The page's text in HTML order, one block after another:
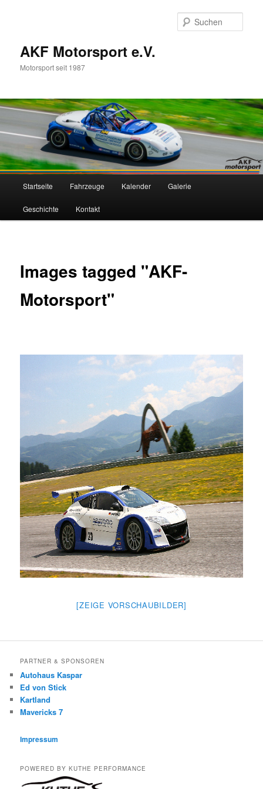
AKF Motorsport e.V.
Motorsport seit 1987
Startseite Fahrzeuge Kalender Galerie
Geschichte Kontakt
Images tagged "AKF-
Motorsport"
[ZEIGE VORSCHAUBILDER]
PARTNER & SPONSOREN
Autohaus Kaspar
Ed von Stick
Kartland
Mavericks 7
Impressum
POWERED BY KUTHE PERFORMANCE